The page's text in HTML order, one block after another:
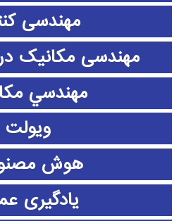
مهندسی
مهندسی مکانیک
مهندسي
ویولت
هوش
یادگیری